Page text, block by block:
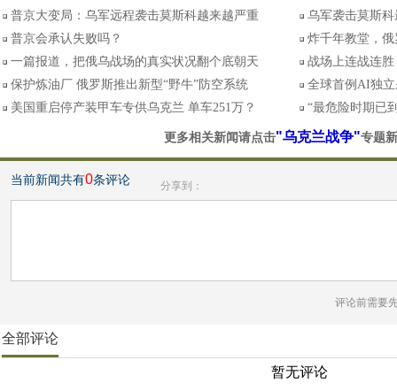
普京大变局：乌军远程袭击莫斯科越来越严重
乌军袭击莫斯
普京会承认失败吗？
炸千年教堂，
一篇报道，把俄乌战场的真实状况翻个底朝天
战场上连战连
保护炼油厂 俄罗斯推出新型“野牛”防空系统
全球首例AI独
美国重启停产装甲车专供乌克兰 单车251万？
“最危险时期已
更多相关新闻请点击"乌克兰战争"专题
当前新闻共有0条评论 分享到：
评论前需要
全部评论
暂无评论